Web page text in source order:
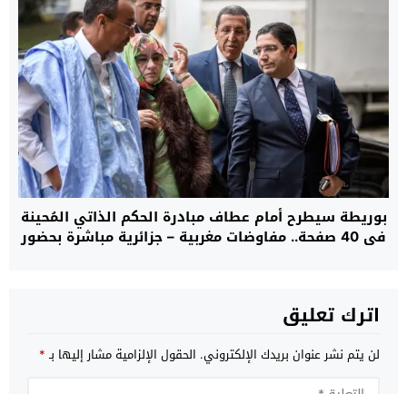
بوريطة سيطرح أمام عطاف مبادرة الحكم الذاتي المُحينة
في 40 صفحة.. مفاوضات مغربية – جزائرية مباشرة بحضور
اترك تعليق
لن يتم نشر عنوان بريدك الإلكتروني. الحقول الإلزامية مشار إليها بـ*